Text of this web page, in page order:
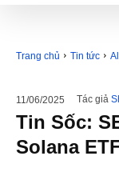
Trang chủ Tin tức
11/06/2025 Tác giả
Tin Sốc:
Solana